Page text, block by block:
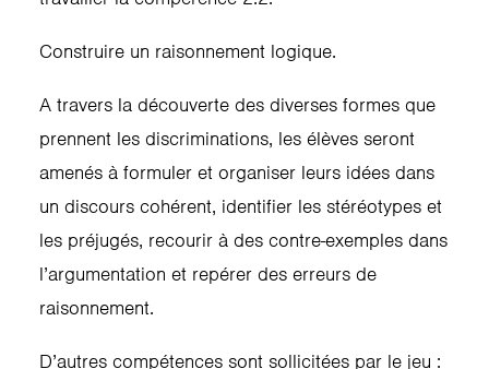
Construire un raisonnement logique.
A travers la découverte des diverses formes que
prennent les discriminations, les élèves seront
amenés à formuler et organiser leurs idées dans
un discours cohérent, identifier les stéréotypes et
les préjugés, recourir à des contre-exemples dans
l’argumentation et repérer des erreurs de
raisonnement.
D’autres compétences sont sollicitées par le jeu :